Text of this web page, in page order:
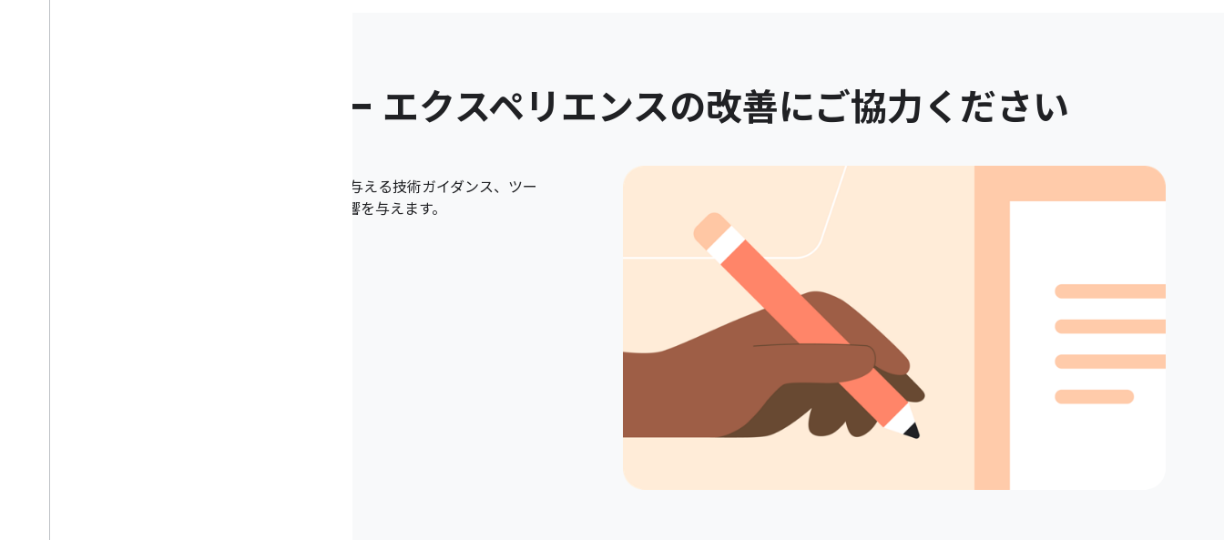
デベロッパー エクスペリエンスの改善にご協力ください
ユーザー調査に参加して、ユーザーに影響を与える技術ガイダンス、ツー
ル、API を Google がどう進化させるかに影響を与えます。